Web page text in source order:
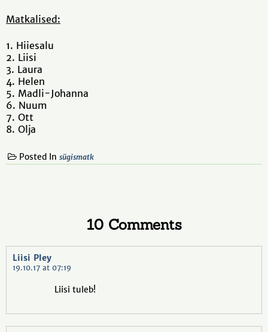
Matkalised:
1. Hiiesalu
2. Liisi
3. Laura
4. Helen
5. Madli-Johanna
6. Nuum
7. Ott
8. Olja
Posted In sügismatk
10 Comments
Liisi Pley
19.10.17 at 07:19
Liisi tuleb!